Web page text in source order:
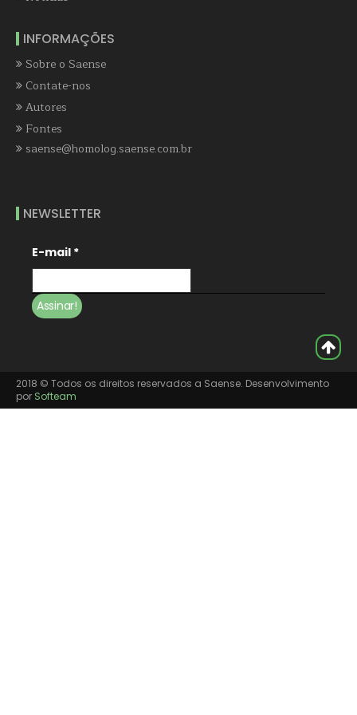
INFORMAÇÕES
Sobre o Saense
Contate-nos
Autores
Fontes
saense@homolog.saense.com.br
NEWSLETTER
E-mail *
2018 © Todos os direitos reservados a Saense. Desenvolvimento
por Softeam